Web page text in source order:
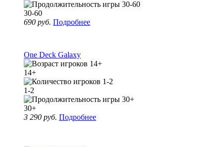
30-60
690 руб. Подробнее
One Deck Galaxy
14+
1-2
30+
3 290 руб. Подробнее